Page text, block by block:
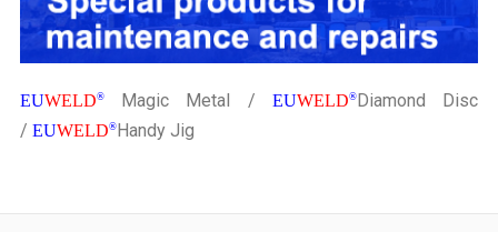
EUWELD® Magic Metal / EUWELD®Diamond Disc
/ EUWELD®Handy Jig